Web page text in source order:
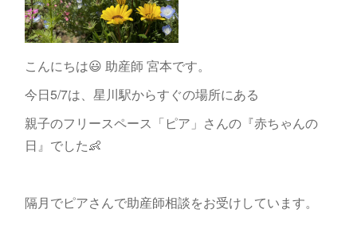
こんにちは😃 助産師 宮本です。
今日5/7は、星川駅からすぐの場所にある
親子のフリースペース「ピア」さんの『赤ちゃんの
日』でした👶
隔月でピアさんで助産師相談をお受けしています。